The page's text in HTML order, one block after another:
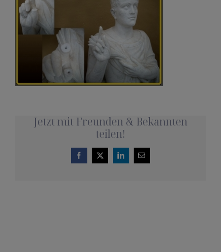
REFERENZEN
TERMINVEREINBARUNG
0162 1664321
Kostenlose Beratung
Jetzt mit Freunden & Bekannten
teilen!
Facebook
X LinkedIn
E-
Mail